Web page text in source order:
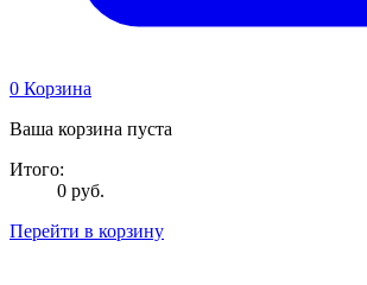
0 Корзина
Ваша корзина пуста
Итого:
0 руб.
Перейти в корзину